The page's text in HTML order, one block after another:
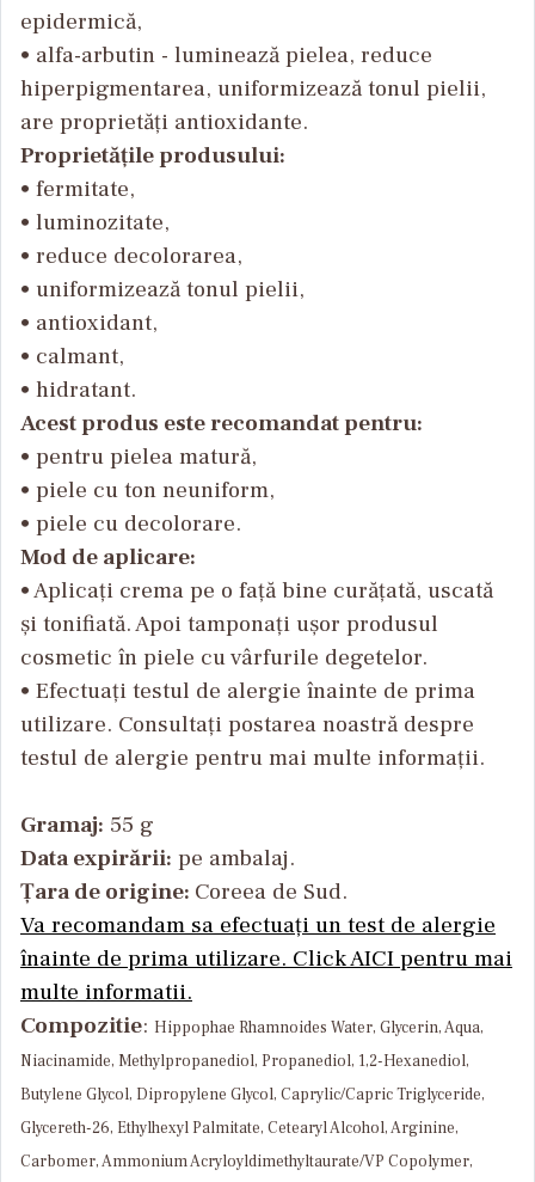
epidermică,
• alfa-arbutin - luminează pielea, reduce
hiperpigmentarea, uniformizează tonul pielii,
are proprietăți antioxidante.
Proprietățile produsului:
• fermitate,
• luminozitate,
• reduce decolorarea,
• uniformizează tonul pielii,
• antioxidant,
• calmant,
• hidratant.
Acest produs este recomandat pentru:
• pentru pielea matură,
• piele cu ton neuniform,
• piele cu decolorare.
Mod de aplicare:
• Aplicați crema pe o față bine curățată, uscată
și tonifiată. Apoi tamponați ușor produsul
cosmetic în piele cu vârfurile degetelor.
• Efectuați testul de alergie înainte de prima
utilizare. Consultați postarea noastră despre
testul de alergie pentru mai multe informații.
Gramaj: 55 g
Data expirării: pe ambalaj.
Țara de origine: Coreea de Sud.
Va recomandam sa efectuați un test de alergie
înainte de prima utilizare. Click AICI pentru mai
multe informatii.
Compozitie: Hippophae Rhamnoides Water, Glycerin, Aqua,
Niacinamide, Methylpropanediol, Propanediol, 1,2-Hexanediol,
Butylene Glycol, Dipropylene Glycol, Caprylic/Capric Triglyceride,
Glycereth-26, Ethylhexyl Palmitate, Cetearyl Alcohol, Arginine,
Carbomer, Ammonium Acryloyldimethyltaurate/VP Copolymer,